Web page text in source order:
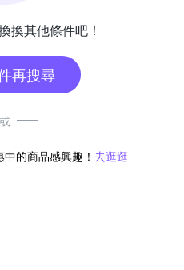
換其他條件吧！
再搜尋
或
的商品感興趣！ 去逛逛